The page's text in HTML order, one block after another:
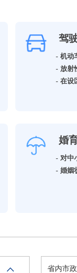
驾
- 机动
婚
省内市